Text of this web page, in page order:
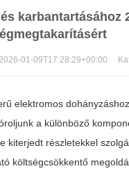
karbantartásához
01-09T17:28:29+00:00
elektromos
a különböző
részletekkel
költségcsökkentő